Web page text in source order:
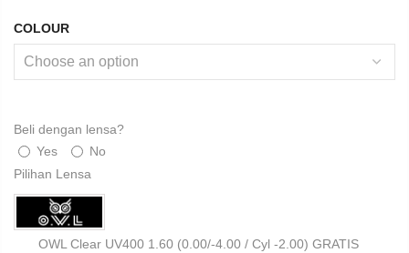
COLOUR
Beli dengan lensa?
Yes
No
Pilihan Lensa
OWL Clear UV400 1.60 (0.00/-4.00 / Cyl -2.00) GRATIS